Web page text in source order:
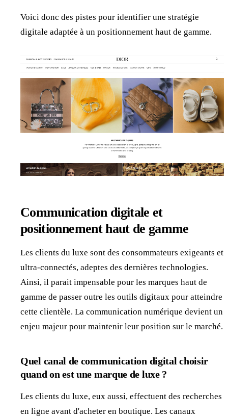
Voici donc des pistes pour identifier une stratégie
digitale adaptée à un positionnement haut de gamme.
Communication digitale et
positionnement haut de gamme
Les clients du luxe sont des consommateurs exigeants et
ultra-connectés, adeptes des dernières technologies.
Ainsi, il parait impensable pour les marques haut de
gamme de passer outre les outils digitaux pour atteindre
cette clientèle. La communication numérique devient un
enjeu majeur pour maintenir leur position sur le marché.
Quel canal de communication digital choisir
quand on est une marque de luxe ?
Les clients du luxe, eux aussi, effectuent des recherches
en ligne avant d'acheter en boutique. Les canaux